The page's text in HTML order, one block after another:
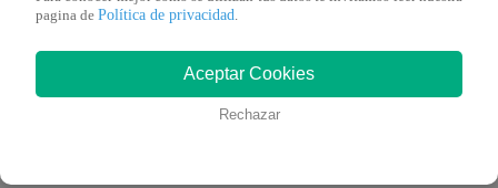
También te puede
interesar
pagina de Política de privacidad
Aceptar Cookies
Rechazar